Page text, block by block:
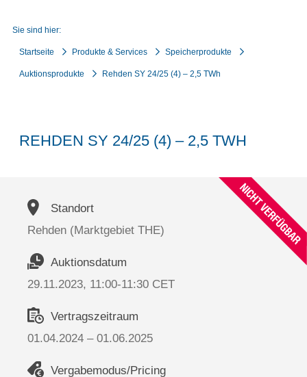
Sie sind hier:
Startseite Produkte & Services Speicherprodukte
Auktionsprodukte Rehden SY 24/25 (4) – 2,5 TWh
REHDEN SY 24/25 (4) – 2,5 TWH
Standort
Rehden (Marktgebiet THE)
Auktionsdatum
29.11.2023, 11:00-11:30 CET
Vertragszeitraum
01.04.2024 – 01.06.2025
Vergabemodus/Pricing